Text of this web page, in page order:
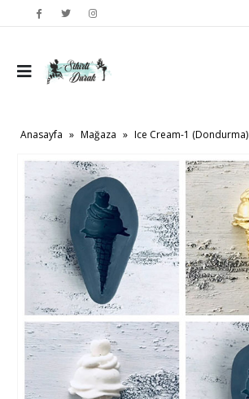
Anasayfa » Mağaza » Ice Cream-1 (Dondurma)